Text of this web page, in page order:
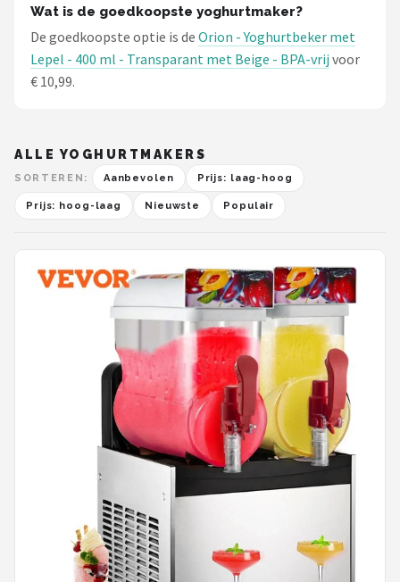
Wat is de goedkoopste yoghurtmaker?
De goedkoopste optie is de Orion - Yoghurtbeker met
Lepel - 400 ml - Transparant met Beige - BPA-vrij voor
€ 10,99.
ALLE YOGHURTMAKERS
SORTEREN: Aanbevolen Prijs: laag-hoog
Prijs: hoog-laag Nieuwste Populair